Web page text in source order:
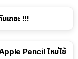
เถอะ !!!
Pencil ใหม่ใช้